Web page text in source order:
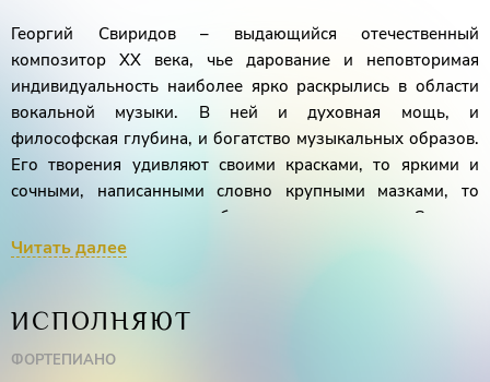
Георгий Свиридов – выдающийся отечественный
композитор XX века, чье дарование и неповторимая
индивидуальность наиболее ярко раскрылись в области
вокальной музыки. В ней и духовная мощь, и
философская глубина, и богатство музыкальных образов.
Его творения удивляют своими красками, то яркими и
сочными, написанными словно крупными мазками, то
нежными, невесомыми, будто акварельными. Столько
нюансов, смыслов, контрастов, столько нового и столько
Читать далее
ИСПОЛНЯЮТ
ФОРТЕПИАНО